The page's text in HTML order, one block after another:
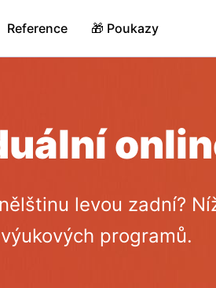
Reference 🎁 Poukazy
levou zadní?
programů.